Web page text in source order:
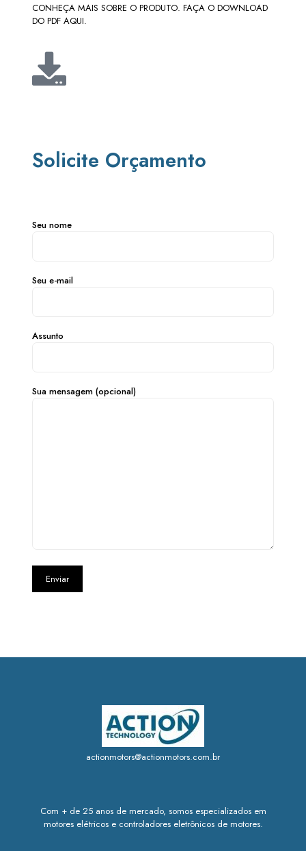
CONHEÇA MAIS SOBRE O PRODUTO. FAÇA O DOWNLOAD
DO PDF AQUI.
Solicite Orçamento
Seu nome
Seu e-mail
Assunto
Sua mensagem (opcional)
actionmotors@actionmotors.com.br
Com + de 25 anos de mercado, somos especializados em
motores elétricos e controladores eletrônicos de motores.